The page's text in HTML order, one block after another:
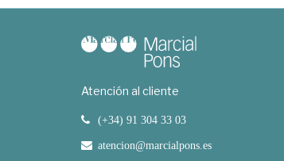
Atención al cliente
(+34) 91 304 33 03
atencion@marcialpons.es